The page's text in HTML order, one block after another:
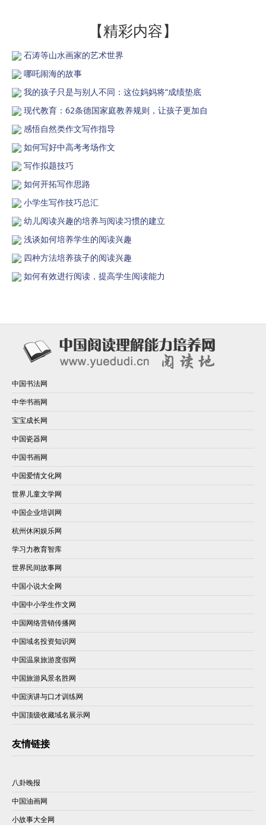
【精彩内容】
石涛等山水画家的艺术世界
哪吒闹海的故事
我的孩子只是与别人不同：这位妈妈将“成绩垫底
现代教育：62条德国家庭教养规则，让孩子更加自
感悟自然类作文写作指导
如何写好中高考考场作文
写作拟题技巧
如何开拓写作思路
小学生写作技巧总汇
幼儿阅读兴趣的培养与阅读习惯的建立
浅谈如何培养学生的阅读兴趣
四种方法培养孩子的阅读兴趣
如何有效进行阅读，提高学生阅读能力
中国书法网
中华书画网
宝宝成长网
中国瓷器网
中国书画网
中国爱情文化网
世界儿童文学网
中国企业培训网
杭州休闲娱乐网
学习力教育智库
世界民间故事网
中国小说大全网
中国中小学生作文网
中国网络营销传播网
中国域名投资知识网
中国温泉旅游度假网
中国旅游风景名胜网
中国演讲与口才训练网
中国顶级收藏域名展示网
友情链接
八卦晚报
中国油画网
小故事大全网